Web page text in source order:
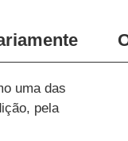
uma das
pela